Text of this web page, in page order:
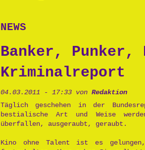
news
Banker,
Kriminalreport
04.03.2011 - 17:33 von Redaktion
Täglich geschehen in der
bestialische Art und Weise
überfallen, ausgeraubt, geraubt.
Kino ohne Talent ist es